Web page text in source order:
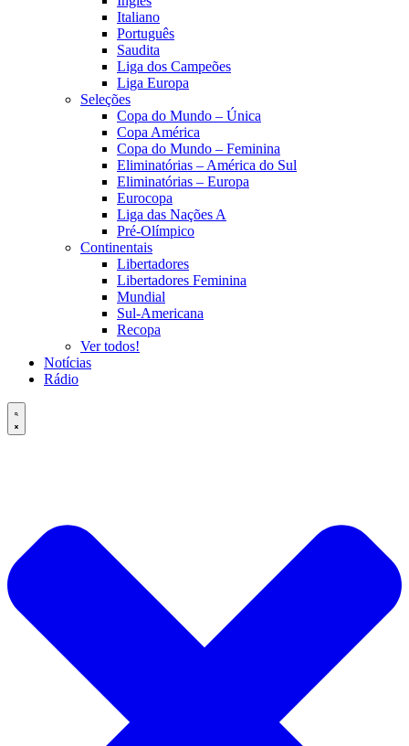
Italiano
Português
Saudita
Liga dos Campeões
Liga Europa
Seleções
Copa do Mundo – Única
Copa América
Copa do Mundo – Feminina
Eliminatórias – América do Sul
Eliminatórias – Europa
Eurocopa
Liga das Nações A
Pré-Olímpico
Continentais
Libertadores
Libertadores Feminina
Mundial
Sul-Americana
Recopa
Ver todos!
Notícias
Rádio